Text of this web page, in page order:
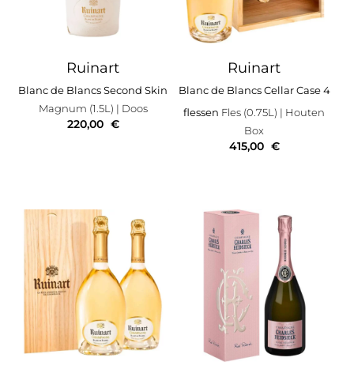
Ruinart
Blanc de Blancs Second Skin
Magnum (1.5L) | Doos
220,00 €
Ruinart
Blanc de Blancs Cellar Case 4
flessen Fles (0.75L) | Houten
Box
415,00 €